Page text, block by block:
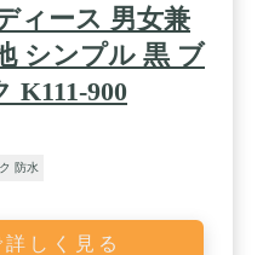
界中に広がり、現在では
ランドとして多くの人々
ィース 男女兼
シンプル 黒 ブ
K111-900
防水
しく見る